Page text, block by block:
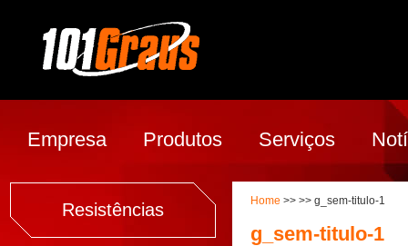
Empresa Produtos Serviços
Resistências Home >> >> g_sem-titulo-1
g_sem-titulo-1